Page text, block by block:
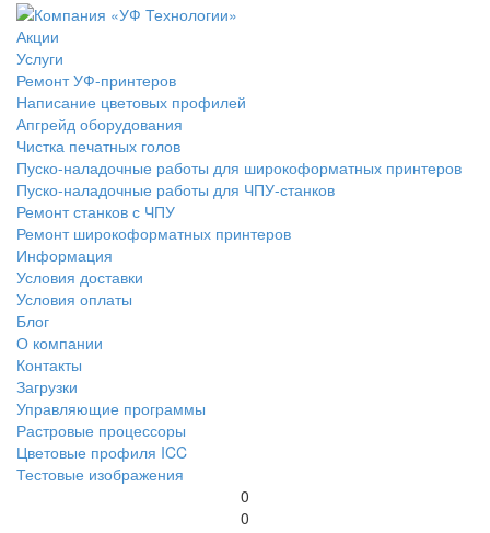
Акции
Услуги
Ремонт УФ-принтеров
Написание цветовых профилей
Апгрейд оборудования
Чистка печатных голов
Пуско-наладочные работы для широкоформатных принтеров
Пуско-наладочные работы для ЧПУ-станков
Ремонт станков с ЧПУ
Ремонт широкоформатных принтеров
Информация
Условия доставки
Условия оплаты
Блог
О компании
Контакты
Загрузки
Управляющие программы
Растровые процессоры
Цветовые профиля ICC
Тестовые изображения
0
0